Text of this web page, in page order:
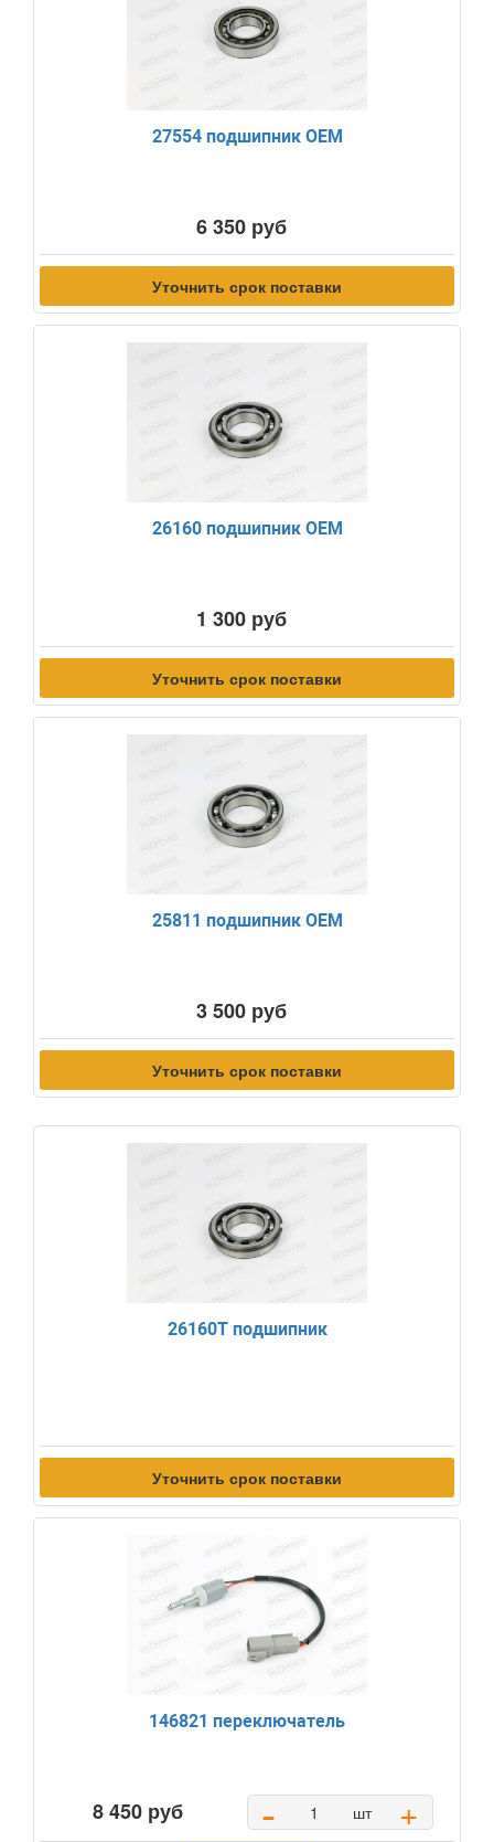
27554 подшипник OEM
6 350 руб
Уточнить срок поставки
26160 подшипник OEM
1 300 руб
Уточнить срок поставки
25811 подшипник OEM
3 500 руб
Уточнить срок поставки
26160T подшипник
Уточнить срок поставки
146821 переключатель
8 450 руб - шт +